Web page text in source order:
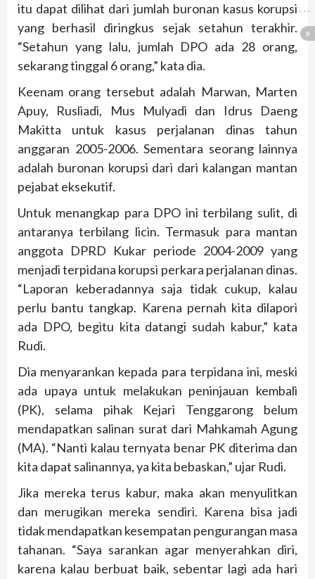
itu dapat dilihat dari jumlah buronan kasus korupsi
yang berhasil diringkus sejak setahun terakhir.
“Setahun yang lalu, jumlah DPO ada 28 orang,
sekarang tinggal 6 orang,” kata dia.
Keenam orang tersebut adalah Marwan, Marten
Apuy, Rusliadi, Mus Mulyadi dan Idrus Daeng
Makitta untuk kasus perjalanan dinas tahun
anggaran 2005-2006. Sementara seorang lainnya
adalah buronan korupsi dari dari kalangan mantan
pejabat eksekutif.
Untuk menangkap para DPO ini terbilang sulit, di
antaranya terbilang licin. Termasuk para mantan
anggota DPRD Kukar periode 2004-2009 yang
menjadi terpidana korupsi perkara perjalanan dinas.
“Laporan keberadannya saja tidak cukup, kalau
perlu bantu tangkap. Karena pernah kita dilapori
ada DPO, begitu kita datangi sudah kabur,” kata
Rudi.
Dia menyarankan kepada para terpidana ini, meski
ada upaya untuk melakukan peninjauan kembali
(PK), selama pihak Kejari Tenggarong belum
mendapatkan salinan surat dari Mahkamah Agung
(MA). “Nanti kalau ternyata benar PK diterima dan
kita dapat salinannya, ya kita bebaskan,” ujar Rudi.
Jika mereka terus kabur, maka akan menyulitkan
dan merugikan mereka sendiri. Karena bisa jadi
tidak mendapatkan kesempatan pengurangan masa
tahanan. “Saya sarankan agar menyerahkan diri,
karena kalau berbuat baik, sebentar lagi ada hari